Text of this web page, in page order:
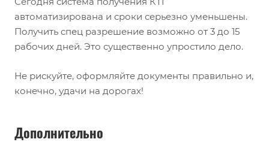
автоматизирована и сроки серьезно уменьшены.
Получить спец разрешение возможно от 3 до 15
рабочих дней. Это существенно упростило дело.
Не рискуйте, оформляйте документы правильно и,
конечно, удачи на дорогах!
Дополнительно